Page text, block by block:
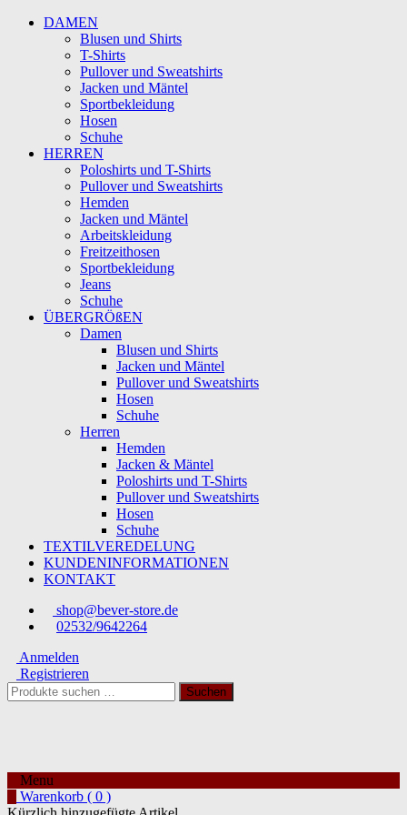
DAMEN
Blusen und Shirts
T-Shirts
Pullover und Sweatshirts
Jacken und Mäntel
Sportbekleidung
Hosen
Schuhe
HERREN
Poloshirts und T-Shirts
Pullover und Sweatshirts
Hemden
Jacken und Mäntel
Arbeitskleidung
Freitzeithosen
Sportbekleidung
Jeans
Schuhe
ÜBERGRÖßEN
Damen
Blusen und Shirts
Jacken und Mäntel
Pullover und Sweatshirts
Hosen
Schuhe
Herren
Hemden
Jacken & Mäntel
Poloshirts und T-Shirts
Pullover und Sweatshirts
Hosen
Schuhe
TEXTILVEREDELUNG
KUNDENINFORMATIONEN
KONTAKT
shop@bever-store.de
02532/9642264
Anmelden
Registrieren
Suchen
nach:
Suchen
Bever-Store
für jedes Format das Passende parat
Menu
Warenkorb ( 0 )